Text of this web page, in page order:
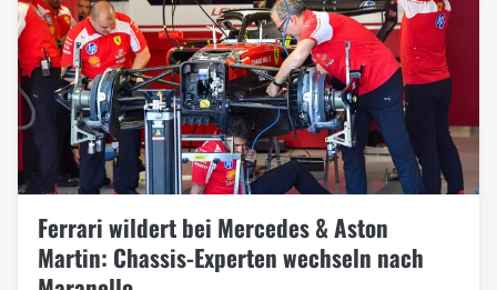
Ferrari wildert bei Mercedes & Aston
Martin: Chassis-Experten wechseln nach